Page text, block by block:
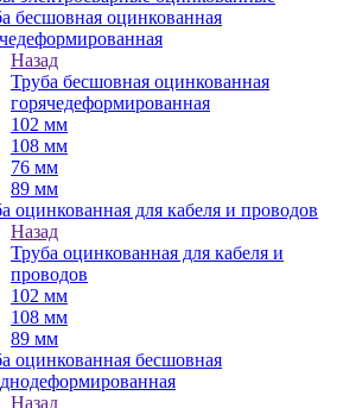
бесшовная оцинкованная
Назад
Труба бесшовная оцинкованная
горячедеформированная
102 мм
108 мм
76 мм
89 мм
оцинкованная для кабеля и проводов
Назад
Труба оцинкованная для кабеля и
проводов
102 мм
108 мм
89 мм
оцинкованная бесшовная
Назад